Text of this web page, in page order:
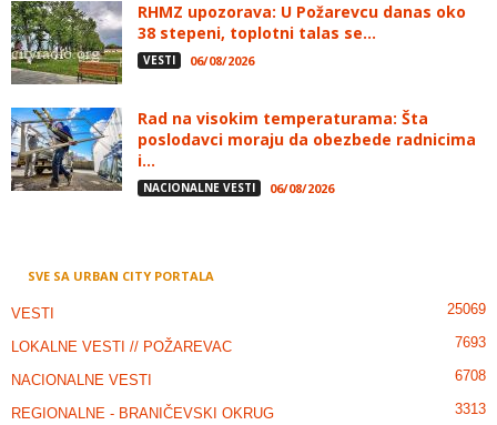
RHMZ upozorava: U Požarevcu danas oko
38 stepeni, toplotni talas se...
VESTI 06/08/2026
Rad na visokim temperaturama: Šta
poslodavci moraju da obezbede radnicima
i...
NACIONALNE VESTI 06/08/2026
SVE SA URBAN CITY PORTALA
VESTI 25069
LOKALNE VESTI // POŽAREVAC 7693
NACIONALNE VESTI 6708
REGIONALNE - BRANIČEVSKI OKRUG 3313